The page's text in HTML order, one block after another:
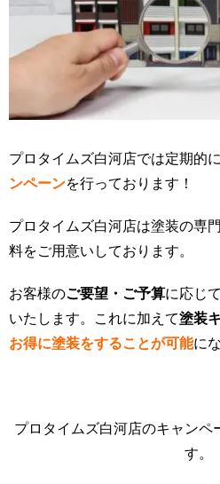
プロタイムズ白河店では定期的に
ンペーンを行っております！
プロタイムズ白河店は塗装の専
料をご用意いしております。
お客様のご要望・ご予算に応じて
いたします。これに加えて塗装
お得に塗装をすることが可能に
プロタイムズ白河店のキャンペ
す。